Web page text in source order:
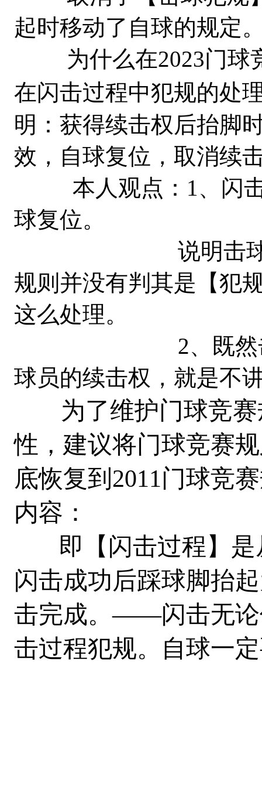
起时移动了自球的规定
为什么在2023门球
在闪击过程中犯规的处
明：获得续击权后抬脚
效，自球复位，取消续
本人观点：1、闪击
球复位。
说明击球员闪击
规则并没有判其是【犯
这么处理。
2、既然击球员
球员的续击权，就是不
为了维护门球竞
性，建议将门球竞赛
底恢复到2011门球竞
内容：
即【闪击过程】是
闪击成功后踩球脚抬
击完成。——闪击无论
击过程犯规。自球一